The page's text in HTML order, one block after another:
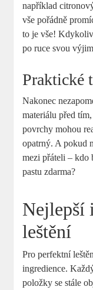
například
vše pořádně
to je vše!
po ruce svou
Praktické
Nakonec
materiálu před
povrchy mohou
opatrný. A pokud
mezi přáteli – kdo
pastu zdarma?
Nejlepší
leštění
Pro perfektní
ingredience.
položky se stále